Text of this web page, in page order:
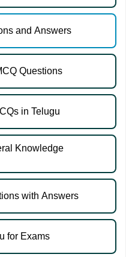
and Answers
Questions
in Telugu
Knowledge
with Answers
for Exams